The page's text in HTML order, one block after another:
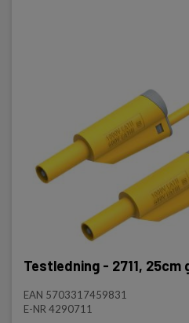
Testledning - 2711, 25cm
EAN 5703317459831
E-NR 4290711